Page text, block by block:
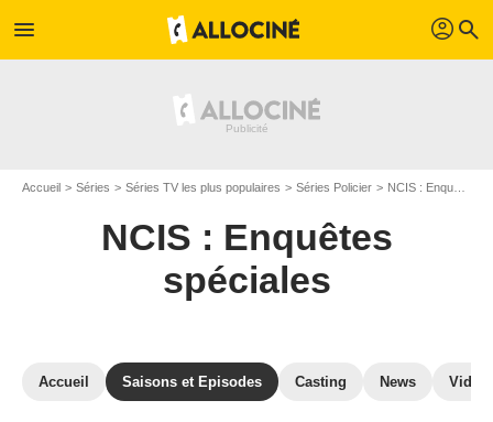
menu profil search
Accueil Séries Séries TV les plus populaires Séries Policier NCIS : Enquêtes spéciales
NCIS : Enquêtes
spéciales
Accueil Saisons et Episodes Casting News